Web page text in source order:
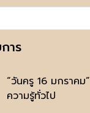
าร
“วันครู 16 มกราคม”
ความรู้ทั่วไป